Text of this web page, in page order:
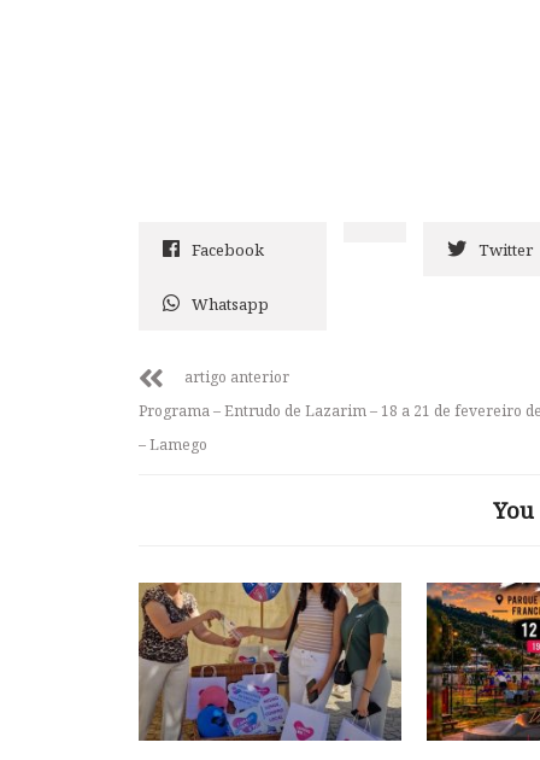
Facebook Twitter
Whatsapp
artigo anterior
Programa – Entrudo de Lazarim – 18 a 21 de fevereiro
– Lamego